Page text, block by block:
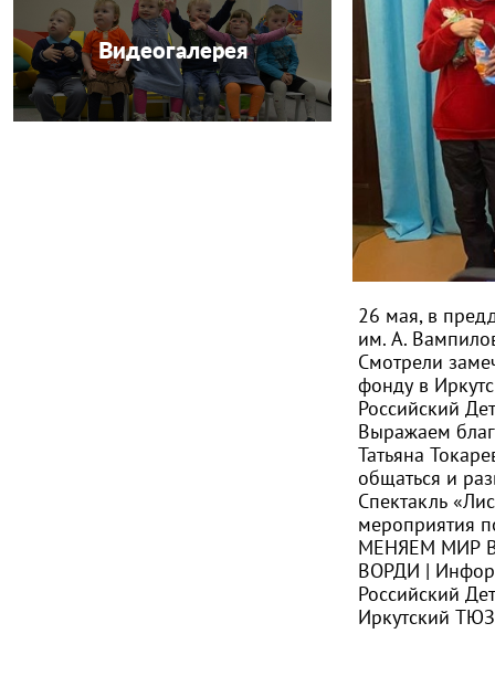
Видеогалерея
26 мая, в
им. А.
Смотрели
фонду в
Российский
Выражаем
Татьяна
общаться и
Спектакль
мероприятия
МЕНЯЕМ МИР
ВОРДИ |
Российский
Иркутский